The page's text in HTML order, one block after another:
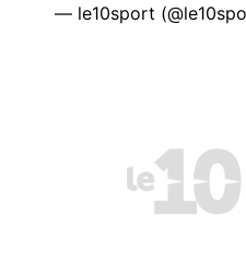
— le10sport